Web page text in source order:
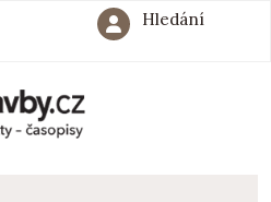
Hledání